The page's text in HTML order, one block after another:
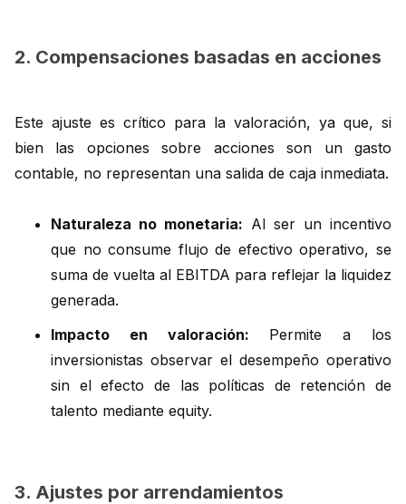
2. Compensaciones basadas en acciones
Este ajuste es crítico para la valoración, ya que, si
bien las opciones sobre acciones son un gasto
contable, no representan una salida de caja inmediata.
Naturaleza no monetaria: Al ser un incentivo
que no consume flujo de efectivo operativo, se
suma de vuelta al EBITDA para reflejar la liquidez
generada.
Impacto en valoración: Permite a los
inversionistas observar el desempeño operativo
sin el efecto de las políticas de retención de
talento mediante equity.
3. Ajustes por arrendamientos